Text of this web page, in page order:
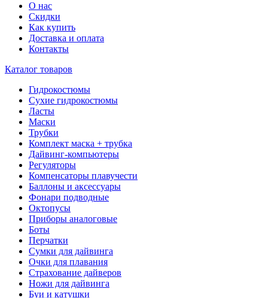
О нас
Скидки
Как купить
Доставка и оплата
Контакты
Каталог товаров
Гидрокостюмы
Сухие гидрокостюмы
Ласты
Маски
Трубки
Комплект маска + трубка
Дайвинг-компьютеры
Регуляторы
Компенсаторы плавучести
Баллоны и аксессуары
Фонари подводные
Октопусы
Приборы аналоговые
Боты
Перчатки
Сумки для дайвинга
Очки для плавания
Страхование дайверов
Ножи для дайвинга
Буи и катушки